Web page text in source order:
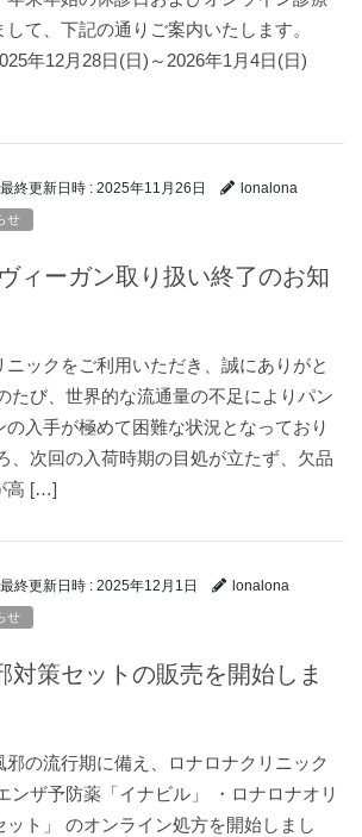
て、下記の通りご案内いたします。
年12月28日(日)～2026年1月4日(日)
終更新日時 : 2025年11月26日 lonalona
せ
ィーガン取り扱い終了のお知
ックをご利用いただき、誠にありがと
たび、世界的な流通量の不足によりパン
の入手が極めて困難な状況となっており
、次回の入荷時期の目処が立たず、欠品
高 […]
終更新日時 : 2025年12月1日 lonalona
せ
対策セットの販売を開始しま
邪の流行期に備え、ロナロナクリニック
ンザ予防薬「イナビル」 ・ロナロナオリ
ット」 のオンライン処方を開始しまし